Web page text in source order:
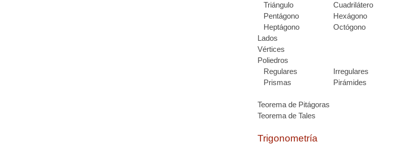
Triángulo
Cuadrilátero
Pentágono
Hexágono
Heptágono
Octógono
Lados
Vértices
Poliedros
Regulares
Irregulares
Prismas
Pirámides
Teorema de Pitágoras
Teorema de Tales
Trigonometría